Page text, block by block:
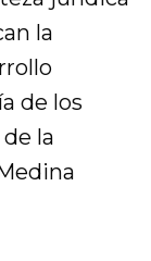
la
de los
la